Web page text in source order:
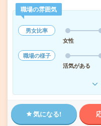
職場の雰囲気
男女比率
女性
職場の様子
活気がある
気になる!